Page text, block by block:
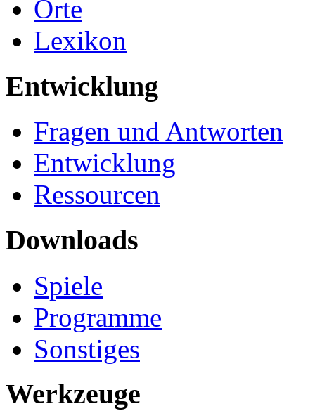
Orte
Lexikon
Entwicklung
Fragen und Antworten
Entwicklung
Ressourcen
Downloads
Spiele
Programme
Sonstiges
Werkzeuge